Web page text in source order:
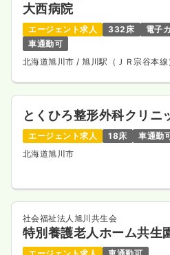
大西病院
エージェント求人 332床
電子
車通勤可
北海道旭川市 / 旭川駅（ＪＲ宗谷本
とくひろ整形外科クリニ
エージェント求人 18床
車通勤
北海道旭川市
社会福祉法人旭川共生会
特別養護老人ホーム共生